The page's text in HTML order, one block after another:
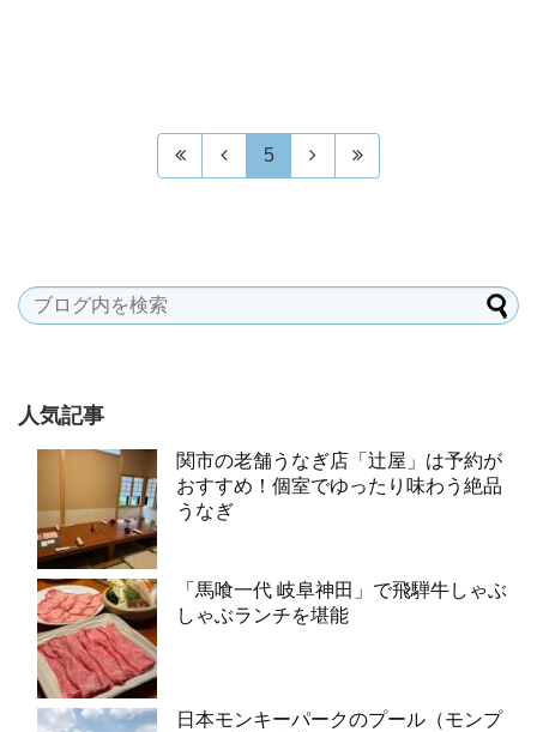
5
人気記事
関市の老舗うなぎ店「辻屋」は予約が
おすすめ！個室でゆったり味わう絶品
うなぎ
「馬喰一代 岐阜神田」で飛騨牛しゃぶ
しゃぶランチを堪能
日本モンキーパークのプール（モンプ